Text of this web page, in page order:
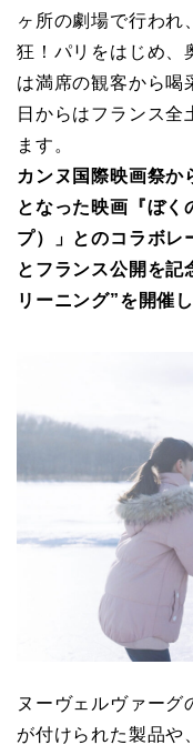
ヶ所の劇場で行わ
狂！パリをはじめ、
は満席の観客から喝
日からはフランス
ます。
カンヌ国際映画祭
となった映画『ぼ
プ）」とのコラボレ
とフランス公開を記
リーニング”を開催
ヌーヴェルヴァーグ
が付けられた製品や